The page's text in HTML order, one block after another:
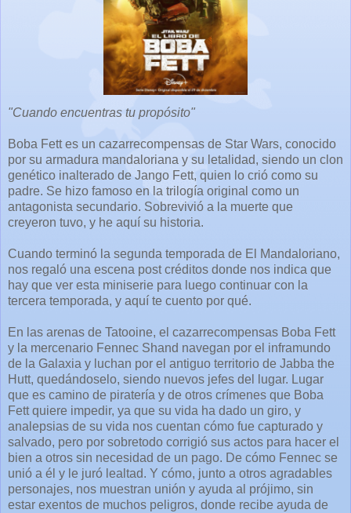
"Cuando encuentras tu propósito"
Boba Fett es un cazarrecompensas de Star Wars, conocido
por su armadura mandaloriana y su letalidad, siendo un clon
genético inalterado de Jango Fett, quien lo crió como su
padre. Se hizo famoso en la trilogía original como un
antagonista secundario. Sobrevivió a la muerte que
creyeron tuvo, y he aquí su historia.
Cuando terminó la segunda temporada de El Mandaloriano,
nos regaló una escena post créditos donde nos indica que
hay que ver esta miniserie para luego continuar con la
tercera temporada, y aquí te cuento por qué.
En las arenas de Tatooine, el cazarrecompensas Boba Fett
y la mercenario Fennec Shand navegan por el inframundo
de la Galaxia y luchan por el antiguo territorio de Jabba the
Hutt, quedándoselo, siendo nuevos jefes del lugar. Lugar
que es camino de piratería y de otros crímenes que Boba
Fett quiere impedir, ya que su vida ha dado un giro, y
analepsias de su vida nos cuentan cómo fue capturado y
salvado, pero por sobretodo corrigió sus actos para hacer el
bien a otros sin necesidad de un pago. De cómo Fennec se
unió a él y le juró lealtad. Y cómo, junto a otros agradables
personajes, nos muestran unión y ayuda al prójimo, sin
estar exentos de muchos peligros, donde recibe ayuda de